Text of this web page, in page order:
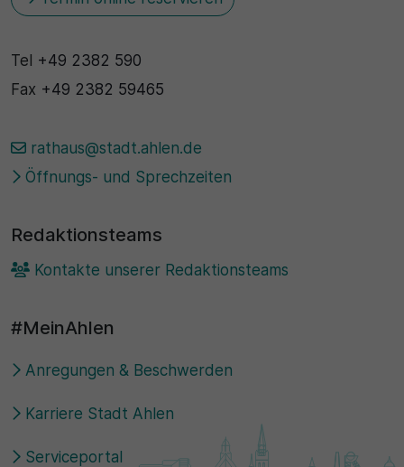
Tel +49 2382 590
Fax +49 2382 59465
rathaus@stadt.ahlen.de
Öffnungs- und Sprechzeiten
Redaktionsteams
Kontakte unserer Redaktionsteams
#MeinAhlen
Anregungen & Beschwerden
Karriere Stadt Ahlen
Serviceportal